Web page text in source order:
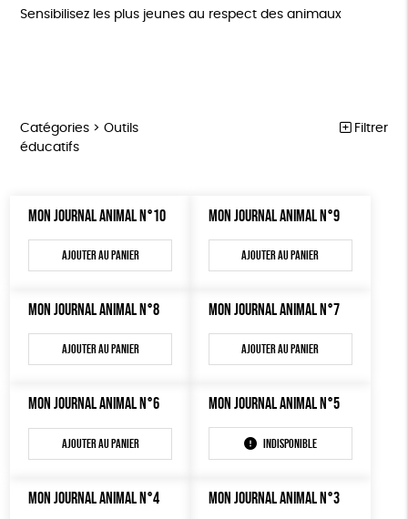
Sensibilisez les plus jeunes au respect des animaux
Catégories > Outils
éducatifs
Filtrer
TRACTS
L214 MAG
CARTES
MON JOURNAL ANIMAL
LIVRETS ÉDUCATIFS
Par défaut
Nouveauté
Prix : du + cher au - cher
150 € - 200 €
Mots clés
MON JOURNAL ANIMAL N°10
Ajouter au panier
MON JOURNAL ANIMAL N°9
Ajouter au panier
MON JOURNAL ANIMAL N°8
Ajouter au panier
MON JOURNAL ANIMAL N°7
Ajouter au panier
MON JOURNAL ANIMAL N°6
Ajouter au panier
MON JOURNAL ANIMAL N°5
Indisponible
MON JOURNAL ANIMAL N°4 MON JOURNAL ANIMAL N°3